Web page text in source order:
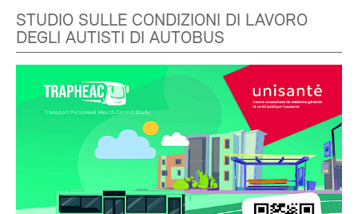
STUDIO SULLE CONDIZIONI DI LAVORO
DEGLI AUTISTI DI AUTOBUS